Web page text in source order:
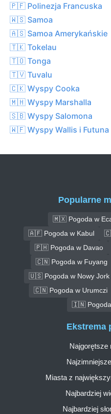
🇵🇫 Polinezja Francuska
🇼🇸 Samoa
🇦🇸 Samoa Amerykańskie
🇹🇰 Tokelau
🇹🇴 Tonga
🇹🇻 Tuvalu
🇨🇰 Wyspy Cooka
🇲🇭 Wyspy Marshalla
🇸🇧 Wyspy Salomona
🇼🇫 Wyspy Wallis i Futuna
Popularne
🇲🇽 Pogoda w
🇦🇫 Pogoda w Kabul
🇵🇭 Pogoda w Davao
🇨🇳 Pogoda w Fuyang
🇺🇸 Pogoda w Nowy Jork
🇨🇳 Pogoda w Urumczi
🇮🇳 Pogoda
Ekstrema
Najgorętsze
Miasta z
Najbardziej
Najbardziej